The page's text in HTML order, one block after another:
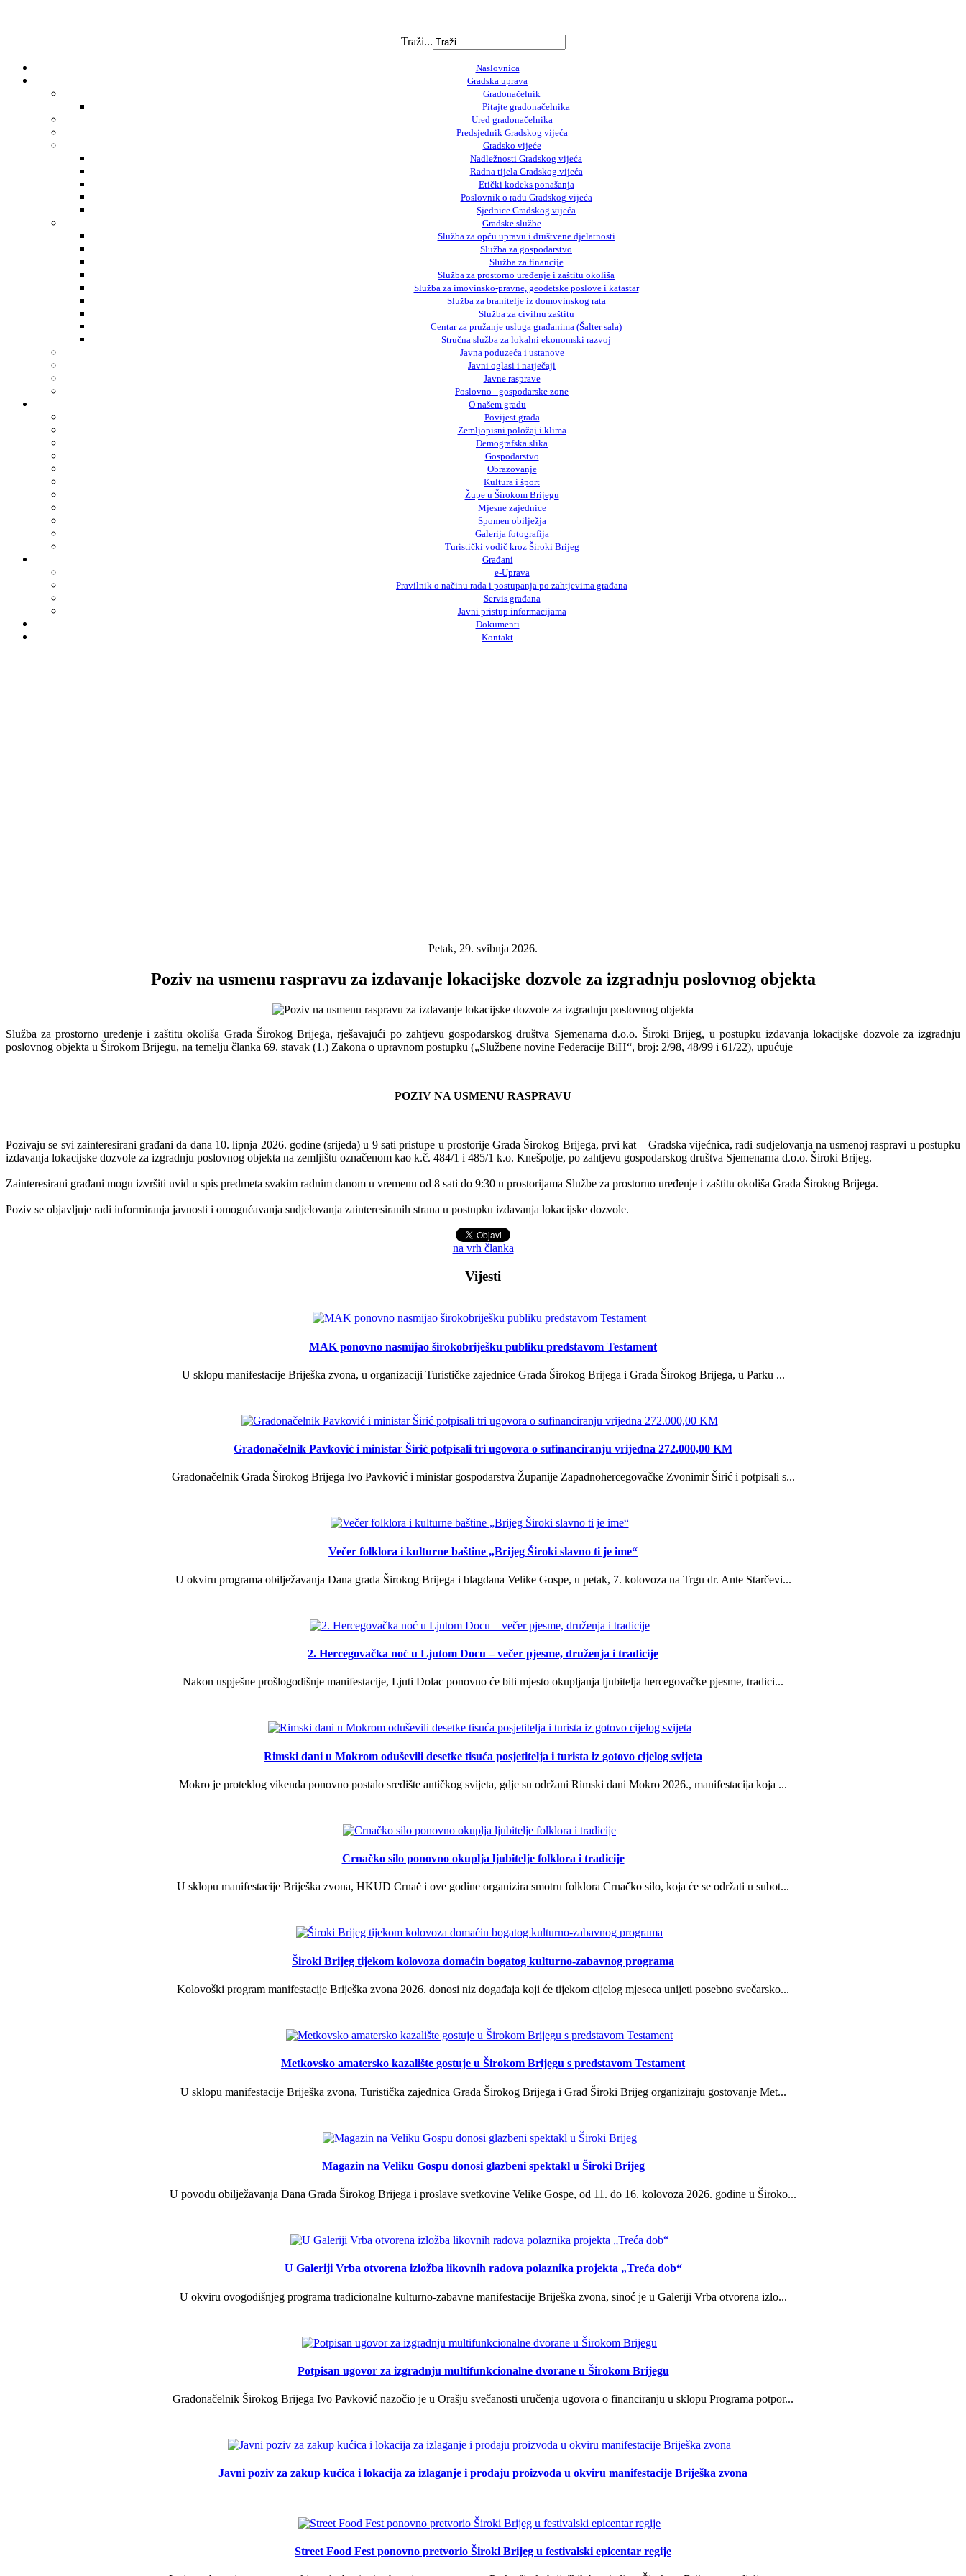
Traži...
Naslovnica
Gradska uprava
Gradonačelnik
Pitajte gradonačelnika
Ured gradonačelnika
Predsjednik Gradskog vijeća
Gradsko vijeće
Nadležnosti Gradskog vijeća
Radna tijela Gradskog vijeća
Etički kodeks ponašanja
Poslovnik o radu Gradskog vijeća
Sjednice Gradskog vijeća
Gradske službe
Služba za opću upravu i društvene djelatnosti
Služba za gospodarstvo
Služba za financije
Služba za prostorno uređenje i zaštitu okoliša
Služba za imovinsko-pravne, geodetske poslove i katastar
Služba za branitelje iz domovinskog rata
Služba za civilnu zaštitu
Centar za pružanje usluga građanima (Šalter sala)
Stručna služba za lokalni ekonomski razvoj
Javna poduzeća i ustanove
Javni oglasi i natječaji
Javne rasprave
Poslovno - gospodarske zone
O našem gradu
Povijest grada
Zemljopisni položaj i klima
Demografska slika
Gospodarstvo
Obrazovanje
Kultura i šport
Župe u Širokom Brijegu
Mjesne zajednice
Spomen obilježja
Galerija fotografija
Turistički vodič kroz Široki Brijeg
Građani
e-Uprava
Pravilnik o načinu rada i postupanja po zahtjevima građana
Servis građana
Javni pristup informacijama
Dokumenti
Kontakt
Petak, 29. svibnja 2026.
Poziv na usmenu raspravu za izdavanje lokacijske dozvole za izgradnju poslovnog objekta
Služba za prostorno uređenje i zaštitu okoliša Grada Širokog Brijega, rješavajući po zahtjevu gospodarskog društva Sjemenarna d.o.o. Široki Brijeg, u postupku izdavanja lokacijske dozvole za izgradnju
poslovnog objekta u Širokom Brijegu, na temelju članka 69. stavak (1.) Zakona o upravnom postupku („Službene novine Federacije BiH“, broj: 2/98, 48/99 i 61/22), upućuje
POZIV NA USMENU RASPRAVU
Pozivaju se svi zainteresirani građani da dana 10. lipnja 2026. godine (srijeda) u 9 sati pristupe u prostorije Grada Širokog Brijega, prvi kat – Gradska vijećnica, radi sudjelovanja na usmenoj raspravi u postupku
izdavanja lokacijske dozvole za izgradnju poslovnog objekta na zemljištu označenom kao k.č. 484/1 i 485/1 k.o. Knešpolje, po zahtjevu gospodarskog društva Sjemenarna d.o.o. Široki Brijeg.
Zainteresirani građani mogu izvršiti uvid u spis predmeta svakim radnim danom u vremenu od 8 sati do 9:30 u prostorijama Službe za prostorno uređenje i zaštitu okoliša Grada Širokog Brijega.
Poziv se objavljuje radi informiranja javnosti i omogućavanja sudjelovanja zainteresiranih strana u postupku izdavanja lokacijske dozvole.
na vrh članka
Vijesti
MAK ponovno nasmijao širokobriješku publiku predstavom Testament
U sklopu manifestacije Briješka zvona, u organizaciji Turističke zajednice Grada Širokog Brijega i Grada Širokog Brijega, u Parku ...
Gradonačelnik Pavković i ministar Širić potpisali tri ugovora o sufinanciranju vrijedna 272.000,00 KM
Gradonačelnik Grada Širokog Brijega Ivo Pavković i ministar gospodarstva Županije Zapadnohercegovačke Zvonimir Širić i potpisali s...
Večer folklora i kulturne baštine „Brijeg Široki slavno ti je ime“
U okviru programa obilježavanja Dana grada Širokog Brijega i blagdana Velike Gospe, u petak, 7. kolovoza na Trgu dr. Ante Starčevi...
2. Hercegovačka noć u Ljutom Docu – večer pjesme, druženja i tradicije
Nakon uspješne prošlogodišnje manifestacije, Ljuti Dolac ponovno će biti mjesto okupljanja ljubitelja hercegovačke pjesme, tradici...
Rimski dani u Mokrom oduševili desetke tisuća posjetitelja i turista iz gotovo cijelog svijeta
Mokro je proteklog vikenda ponovno postalo središte antičkog svijeta, gdje su održani Rimski dani Mokro 2026., manifestacija koja ...
Crnačko silo ponovno okuplja ljubitelje folklora i tradicije
U sklopu manifestacije Briješka zvona, HKUD Crnač i ove godine organizira smotru folklora Crnačko silo, koja će se održati u subot...
Široki Brijeg tijekom kolovoza domaćin bogatog kulturno-zabavnog programa
Kolovoški program manifestacije Briješka zvona 2026. donosi niz događaja koji će tijekom cijelog mjeseca unijeti posebno svečarsko...
Metkovsko amatersko kazalište gostuje u Širokom Brijegu s predstavom Testament
U sklopu manifestacije Briješka zvona, Turistička zajednica Grada Širokog Brijega i Grad Široki Brijeg organiziraju gostovanje Met...
Magazin na Veliku Gospu donosi glazbeni spektakl u Široki Brijeg
U povodu obilježavanja Dana Grada Širokog Brijega i proslave svetkovine Velike Gospe, od 11. do 16. kolovoza 2026. godine u Široko...
U Galeriji Vrba otvorena izložba likovnih radova polaznika projekta „Treća dob“
U okviru ovogodišnjeg programa tradicionalne kulturno-zabavne manifestacije Briješka zvona, sinoć je u Galeriji Vrba otvorena izlo...
Potpisan ugovor za izgradnju multifunkcionalne dvorane u Širokom Brijegu
Gradonačelnik Širokog Brijega Ivo Pavković nazočio je u Orašju svečanosti uručenja ugovora o financiranju u sklopu Programa potpor...
Javni poziv za zakup kućica i lokacija za izlaganje i prodaju proizvoda u okviru manifestacije Briješka zvona
Street Food Fest ponovno pretvorio Široki Brijeg u festivalski epicentar regije